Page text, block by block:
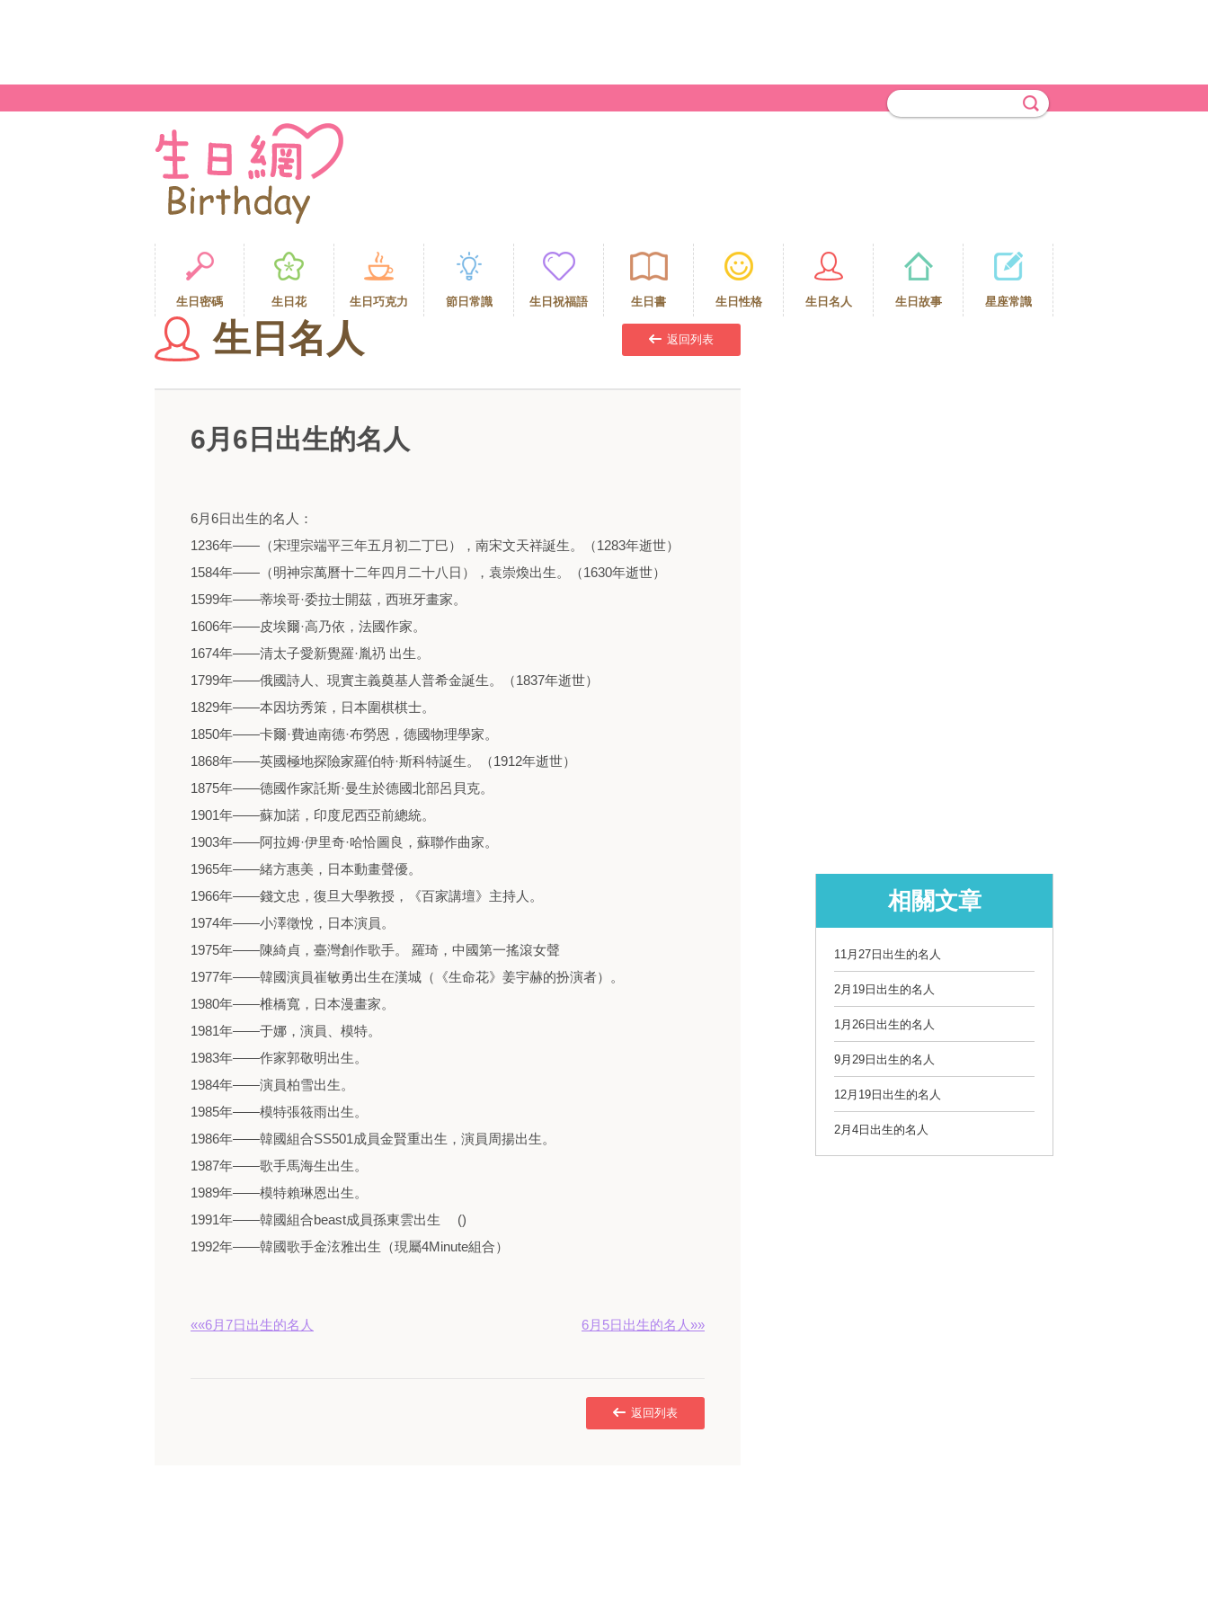
生日密碼 生日花 生日巧克力 節日常識 生日祝福語 生日書 生日性格 生日名人 生日故事 星座常識
生日名人 返回列表
6月6日出生的名人
6月6日出生的名人：
1236年——（宋理宗端平三年五月初二丁巳），南宋文天祥誕生。（1283年逝世）
1584年——（明神宗萬曆十二年四月二十八日），袁崇煥出生。（1630年逝世）
1599年——蒂埃哥·委拉士開茲，西班牙畫家。
1606年——皮埃爾·高乃依，法國作家。
1674年——清太子愛新覺羅·胤礽 出生。
1799年——俄國詩人、現實主義奠基人普希金誕生。（1837年逝世）
1829年——本因坊秀策，日本圍棋棋士。
1850年——卡爾·費迪南德·布勞恩，德國物理學家。
1868年——英國極地探險家羅伯特·斯科特誕生。（1912年逝世）
1875年——德國作家託斯·曼生於德國北部呂貝克。
1901年——蘇加諾，印度尼西亞前總統。
1903年——阿拉姆·伊里奇·哈恰圖良，蘇聯作曲家。
1965年——緒方惠美，日本動畫聲優。
1966年——錢文忠，復旦大學教授，《百家講壇》主持人。
1974年——小澤徵悅，日本演員。
1975年——陳綺貞，臺灣創作歌手。 羅琦，中國第一搖滾女聲
1977年——韓國演員崔敏勇出生在漢城（《生命花》姜宇赫的扮演者）。
1980年——椎橋寬，日本漫畫家。
1981年——于娜，演員、模特。
1983年——作家郭敬明出生。
1984年——演員柏雪出生。
1985年——模特張筱雨出生。
1986年——韓國組合SS501成員金賢重出生，演員周揚出生。
1987年——歌手馬海生出生。
1989年——模特賴琳恩出生。
1991年——韓國組合beast成員孫東雲出生 ()
1992年——韓國歌手金泫雅出生（現屬4Minute組合）
««6月7日出生的名人 6月5日出生的名人»»
返回列表
相關文章
11月27日出生的名人
2月19日出生的名人
1月26日出生的名人
9月29日出生的名人
12月19日出生的名人
2月4日出生的名人